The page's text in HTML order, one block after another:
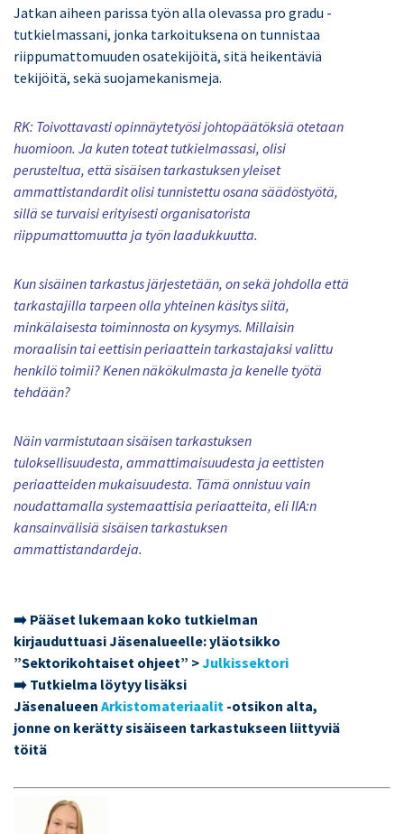
Jatkan aiheen parissa työn alla olevassa pro gradu -
tutkielmassani, jonka tarkoituksena on tunnistaa
riippumattomuuden osatekijöitä, sitä heikentäviä
tekijöitä, sekä suojamekanismeja.
RK: Toivottavasti opinnäytetyösi johtopäätöksiä otetaan
huomioon. Ja kuten toteat tutkielmassasi, olisi
perusteltua, että sisäisen tarkastuksen yleiset
ammattistandardit olisi tunnistettu osana säädöstyötä,
sillä se turvaisi erityisesti organisatorista
riippumattomuutta ja työn laadukkuutta.
Kun sisäinen tarkastus järjestetään, on sekä johdolla että
tarkastajilla tarpeen olla yhteinen käsitys siitä,
minkälaisesta toiminnosta on kysymys. Millaisin
moraalisin tai eettisin periaattein tarkastajaksi valittu
henkilö toimii? Kenen näkökulmasta ja kenelle työtä
tehdään?
Näin varmistutaan sisäisen tarkastuksen
tuloksellisuudesta, ammattimaisuudesta ja eettisten
periaatteiden mukaisuudesta. Tämä onnistuu vain
noudattamalla systemaattisia periaatteita, eli IIA:n
kansainvälisiä sisäisen tarkastuksen
ammattistandardeja.
➡️ Pääset lukemaan koko tutkielman
kirjauduttuasi Jäsenalueelle: yläotsikko
”Sektorikohtaiset ohjeet” >Julkissektori
➡️ Tutkielma löytyy lisäksi
Jäsenalueen Arkistomateriaalit -otsikon alta,
jonne on kerätty sisäiseen tarkastukseen liittyviä
töitä